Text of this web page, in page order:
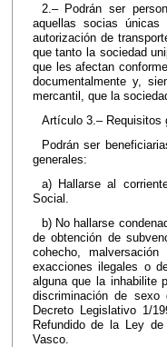
2.– Podrán ser
aquellas socias únicas
autorización de
que tanto la sociedad
que les afectan
documentalmente y,
mercantil, que la
Artículo 3.– Requisitos
Podrán ser
generales:
a) Hallarse al
Social.
b) No hallarse
de obtención de
cohecho,
exacciones ilegales o
alguna que la inhabilite
discriminación de
Decreto Legislativo 1/
Refundido de la Ley
Vasco.